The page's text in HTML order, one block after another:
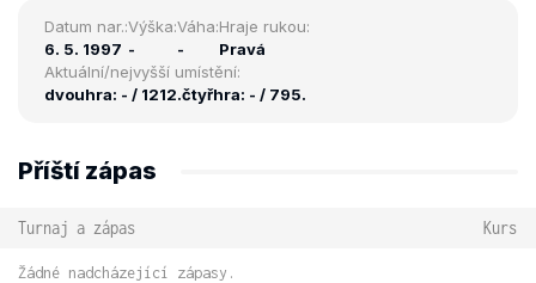
Datum nar.:
6. 5. 1997
Výška:
-
Váha:
-
Hraje rukou:
Pravá
Aktuální/nejvyšší umístění:
dvouhra: - / 1212.čtyřhra: - / 795.
Příští zápas
Turnaj a zápas Kurs
Žádné nadcházející zápasy.